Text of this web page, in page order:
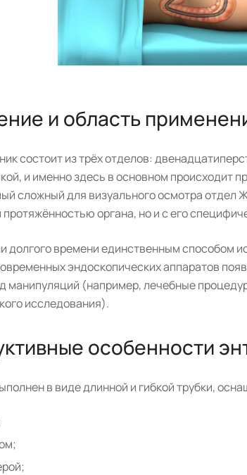
и область
состоит из трёх отделов:
и именно здесь в основном происходит
сложный для визуального осмотра отдел
протяжённостью органа, но и с его
долгого времени единственным способом
эндоскопических аппаратов
манипуляций (например, лечебные
исследования).
особенности
в виде длинной и гибкой трубки,